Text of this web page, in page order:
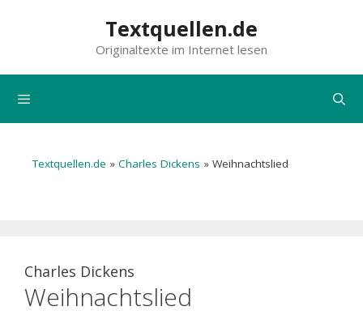
Textquellen.de
Originaltexte im Internet lesen
Textquellen.de » Charles Dickens » Weihnachtslied
Charles Dickens
Weihnachtslied